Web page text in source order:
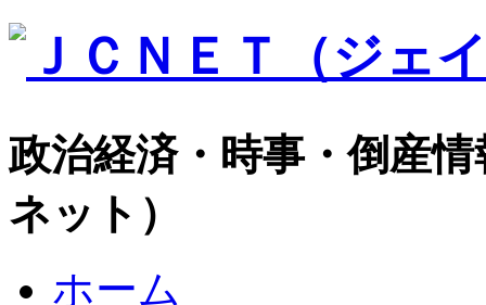
政治経済・時事・倒産
ネット）
ホーム